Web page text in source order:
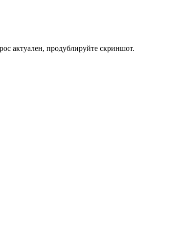
актуален, продублируйте скриншот.